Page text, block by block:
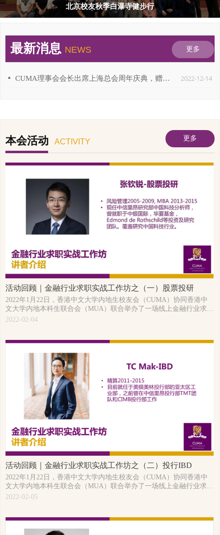
金秋酒会
最新消息 NEWS 更多
2022-12-14
넷 CUMA理事会会长出席上海总会周年庆典，赠送礼物敬贺上海总会成立45周年
本会活动 ACTIVITY 更多
活动回顾｜金融行业求职实战工作坊之（一）股票投研
​​​​​​​2022年1月22日，香港中文大学内地生校友会（CUMA）协同香港中
文大学内地本科生联合会（MUA）联合举办了一场线上金融行业求职
实战工作坊。本次活动是CUMA第五届理事会换届选举后第一场面向
面的优质活动。
2022-02-04
活动回顾｜金融行业求职实战工作坊之（二）投行IBD
2022年1月22日，香港中文大学内地生校友会（CUMA）协同香港中
文大学内地本科生联合会（MUA）联合举办了一场线上金融行业求职
实战工作坊。本次活动是CUMA第五届理事会换届选举后第一场面向
面的优质活动。
2022-02-05